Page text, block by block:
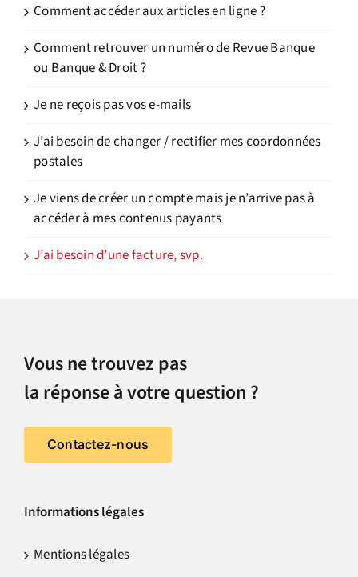
Comment accéder aux articles en ligne ?
Comment retrouver un numéro de Revue Banque
ou Banque & Droit ?
Je ne reçois pas vos e-mails
J’ai besoin de changer / rectifier mes coordonnées
postales
Je viens de créer un compte mais je n’arrive pas à
accéder à mes contenus payants
J’ai besoin d’une facture, svp.
Vous ne trouvez pas
la réponse à votre question ?
Contactez-nous
Informations légales
Mentions légales